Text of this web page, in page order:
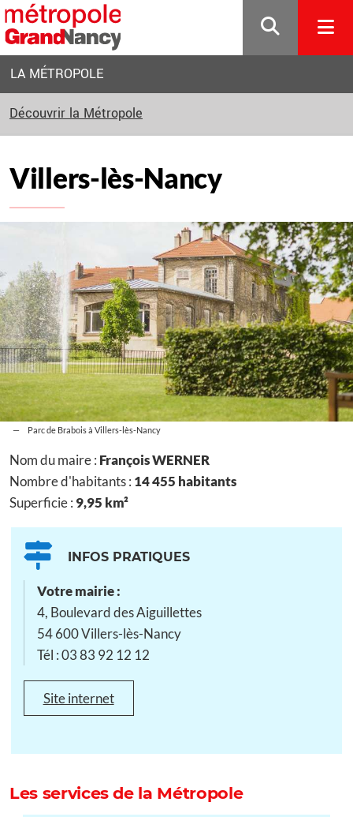
Gestion de vos préférences sur les cookies
LA MÉTROPOLE
Découvrir la Métropole
Villers-lès-Nancy
Parc de Brabois à Villers-lès-Nancy
Nom du maire : François WERNER
Nombre d'habitants : 14 455 habitants
Superficie : 9,95 km²
INFOS PRATIQUES
Votre mairie :
4, Boulevard des Aiguillettes
54 600 Villers-lès-Nancy
Tél : 03 83 92 12 12
Site internet
Les services de la Métropole